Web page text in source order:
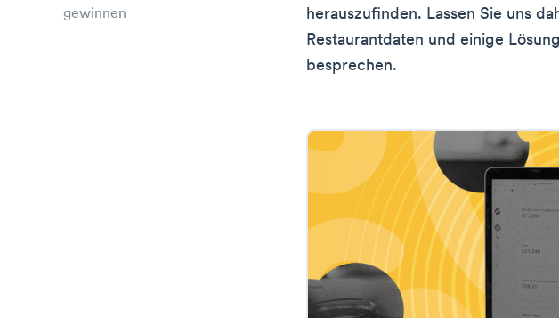
gewinnen
herauszufinden. Lassen Sie uns
Restaurantdaten und einige
besprechen.